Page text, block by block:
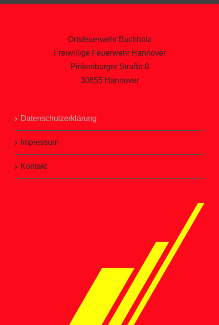
Ortsfeuerwehr Buchholz
Freiwillige Feuerwehr Hannover
Pinkenburger Straße 8
30655 Hannover
Datenschutzerklärung
Impressum
Kontakt